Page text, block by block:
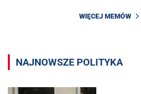
WIĘCEJ MEMÓW
NAJNOWSZE POLITYKA